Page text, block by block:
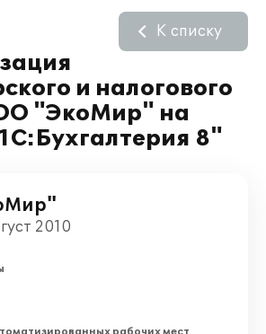
и налогового
"ЭкоМир" на
8"
К списку
2010